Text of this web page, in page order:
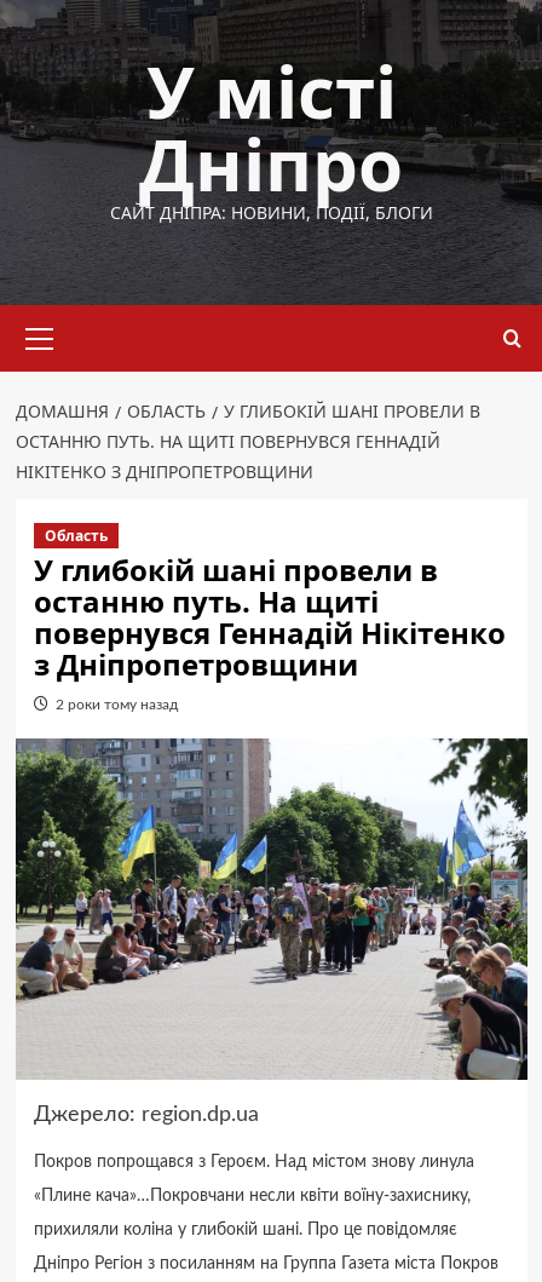
Перейти
до
вмісту
У місті
Дніпро
САЙТ ДНІПРА: НОВИНИ, ПОДІЇ, БЛОГИ
меню
ДОМАШНЯ ОБЛАСТЬ
У ГЛИБОКІЙ ШАНІ ПРОВЕЛИ В
ОСТАННЮ ПУТЬ. НА ЩИТІ ПОВЕРНУВСЯ ГЕННАДІЙ
НІКІТЕНКО З ДНІПРОПЕТРОВЩИНИ
Область
У глибокій шані провели в
останню путь. На щиті
повернувся Геннадій Нікітенко
з Дніпропетровщини
2 роки тому назад
Джерело: region.dp.ua
Покров попрощався з Героєм. Н ад містом знову линула
«Плине кача»…Покровчани несли квіти воїну-захиснику,
прихиляли коліна у глибокій шані. Про це повідомляє
Дніпро Регіон з посиланням на Группа Газета міста Покров